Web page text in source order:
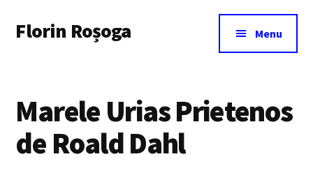
main
menu
Florin Roșoga Menu
Marele Urias Prietenos
de Roald Dahl